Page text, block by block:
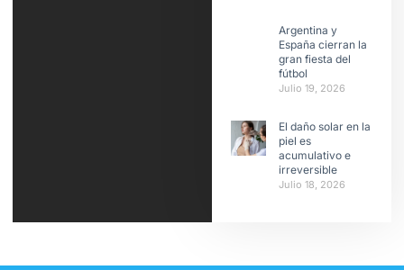
Argentina y
España cierran la
gran fiesta del
fútbol
Julio 19, 2026
El daño solar en la
piel es
acumulativo e
irreversible
Julio 18, 2026